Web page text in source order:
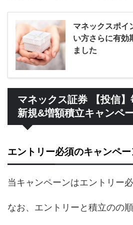
マネックスポイ
い方さらに有効
ました
マネックス証券 【投信】
新規&増額積立キャンペ
エントリー必須のキャンペ
当キャンペーンはエントリー必
なお、エントリーと積立のの